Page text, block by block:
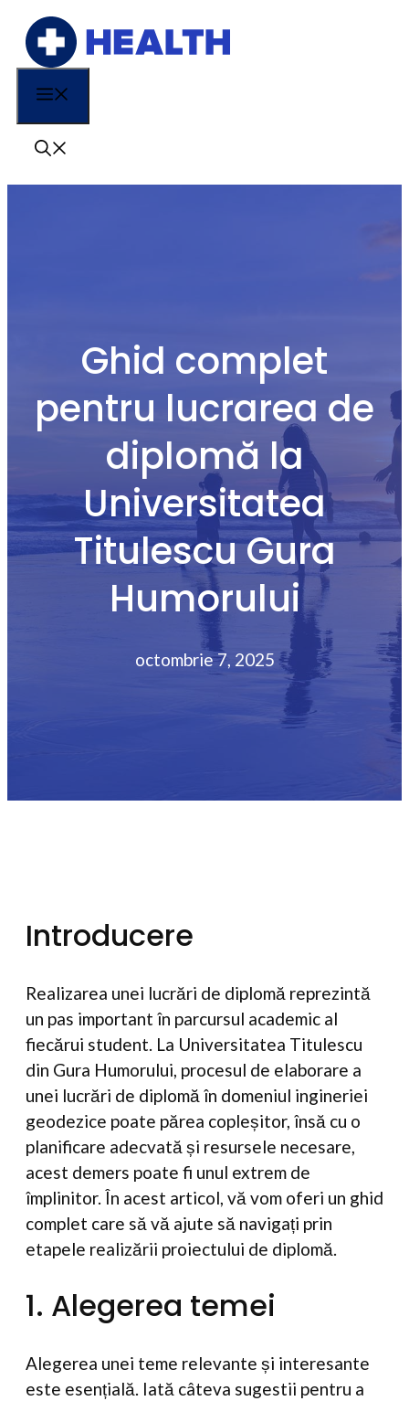
Sari
conținut
Ghid complet
pentru lucrarea de
diplomă la
Universitatea
Titulescu Gura
Humorului
octombrie 7, 2025
Introducere
Realizarea unei lucrări de diplomă reprezintă
un pas important în parcursul academic al
fiecărui student. La Universitatea Titulescu
din Gura Humorului, procesul de elaborare a
unei lucrări de diplomă în domeniul ingineriei
geodezice poate părea copleșitor, însă cu o
planificare adecvată și resursele necesare,
acest demers poate fi unul extrem de
împlinitor. În acest articol, vă vom oferi un ghid
complet care să vă ajute să navigați prin
etapele realizării proiectului de diplomă.
1. Alegerea temei
Alegerea unei teme relevante și interesante
este esențială. Iată câteva sugestii pentru a